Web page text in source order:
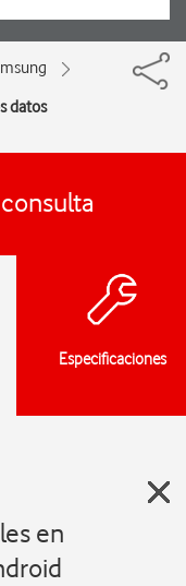
datos
Especificaciones
en